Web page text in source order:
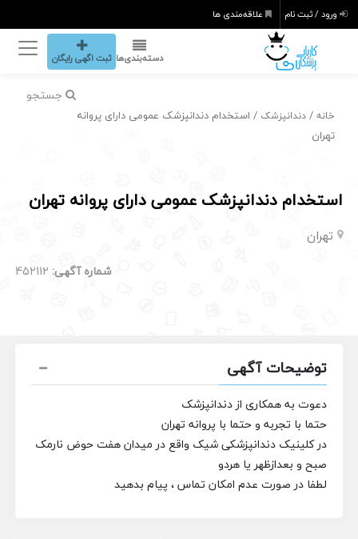
ورود / ثبت نام علاقه‌مندی ها
دسته‌بندی‌ها ثبت اگهی رایگان
جستجو
خانه /دندانپزشک / استخدام دندانپزشک عمومی دارای پروانه
تهران
استخدام دندانپزشک عمومی دارای پروانه تهران
تهران
شماره آگهی: 452112
توضیحات آگهی
دعوت به همکاری از دندانپزشک
حتما با تجربه و حتما با پروانه تهران
در کلینیک دندانپزشکی شیک واقع در میدان هفت حوض نارمک
صبح و بعدازظهر یا هردو
لطفا در صورت عدم امکان تماس ، پیام بدهید